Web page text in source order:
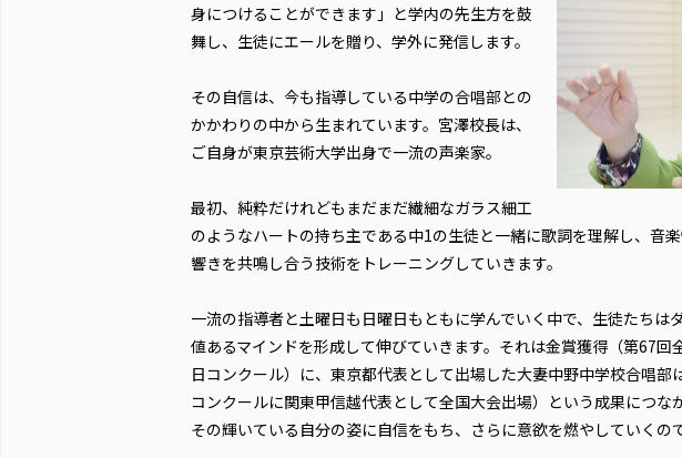
身につけることができます」と学内の先生方を鼓
舞し、生徒にエールを贈り、学外に発信します。
その自信は、今も指導している中学の合唱部との
かかわりの中から生まれています。宮澤校長は、
ご自身が東京芸術大学出身で一流の声楽家。
最初、純粋だけれどもまだまだ繊細なガラス細工
のようなハートの持ち主である中1の生徒と一緒に歌詞を理解し、音
響きを共鳴し合う技術をトレーニングしていきます。
一流の指導者と土曜日も日曜日もともに学んでいく中で、生徒たちは
値あるマインドを形成して伸びていきます。それは金賞獲得（第67
日コンクール）に、東京都代表として出場した大妻中野中学校合唱部
コンクールに関東甲信越代表として全国大会出場）という成果につな
その輝いている自分の姿に自信をもち、さらに意欲を燃やしていくので